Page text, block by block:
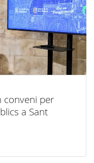
conveni per
a Sant